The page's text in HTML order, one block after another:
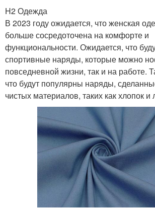
H2 Одежда
В 2023 году ожидается, что женская
больше сосредоточена на комфорте и
функциональности. Ожидается, что
спортивные наряды, которые можно
повседневной жизни, так и на работе.
что будут популярны наряды,
чистых материалов, таких как хлопок и